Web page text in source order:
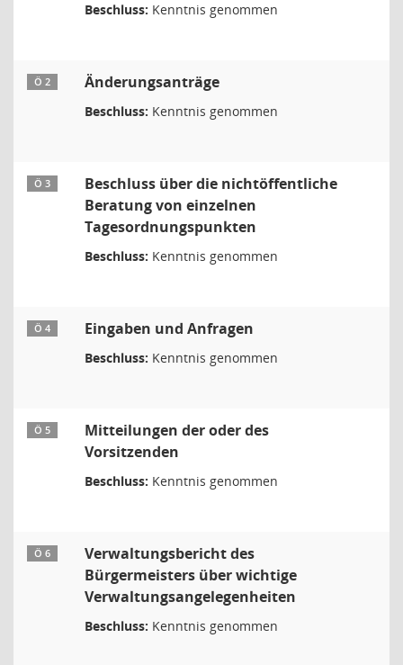
Beschluss: Kenntnis genommen
Ö 2 Änderungsanträge
Beschluss: Kenntnis genommen
Ö 3
Beschluss über die nichtöffentliche
Beratung von einzelnen
Tagesordnungspunkten
Beschluss: Kenntnis genommen
Ö 4 Eingaben und Anfragen
Beschluss: Kenntnis genommen
Ö 5
Mitteilungen der oder des
Vorsitzenden
Beschluss: Kenntnis genommen
Ö 6
Verwaltungsbericht des
Bürgermeisters über wichtige
Verwaltungsangelegenheiten
Beschluss: Kenntnis genommen